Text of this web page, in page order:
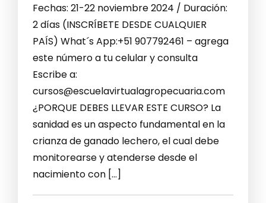
Fechas: 21-22 noviembre 2024 / Duración:
2 días (INSCRÍBETE DESDE CUALQUIER
PAÍS) What´s App:+51 907792461 – agrega
este número a tu celular y consulta
Escribe a:
cursos@escuelavirtualagropecuaria.com
¿PORQUE DEBES LLEVAR ESTE CURSO? La
sanidad es un aspecto fundamental en la
crianza de ganado lechero, el cual debe
monitorearse y atenderse desde el
nacimiento con […]